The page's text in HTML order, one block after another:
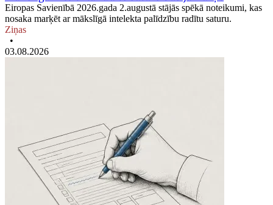
Eiropas Savienībā 2026.gada 2.augustā stājās spēkā noteikumi, kas
nosaka marķēt ar mākslīgā intelekta palīdzību radītu saturu.
Ziņas
•
03.08.2026